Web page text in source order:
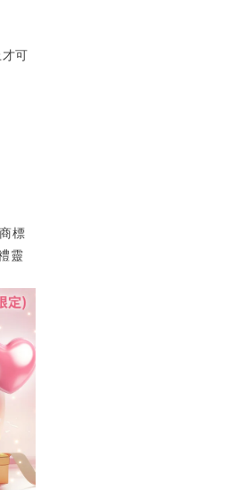
可
標
靈